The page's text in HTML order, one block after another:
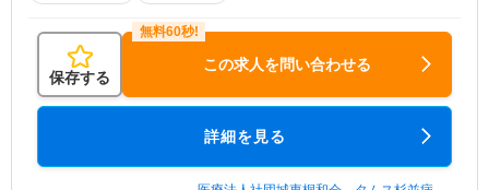
保存する
この求人を問い合わせる
詳細を見る